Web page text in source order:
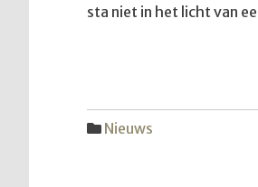
sta niet in het licht van
Nieuws